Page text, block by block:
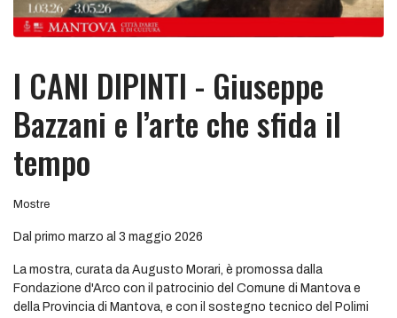
I CANI DIPINTI - Giuseppe
Bazzani e l’arte che sfida il
tempo
Mostre
Dal primo marzo al 3 maggio 2026
La mostra, curata da Augusto Morari, è promossa dalla
Fondazione d'Arco con il patrocinio del Comune di Mantova e
della Provincia di Mantova, e con il sostegno tecnico del Polimi